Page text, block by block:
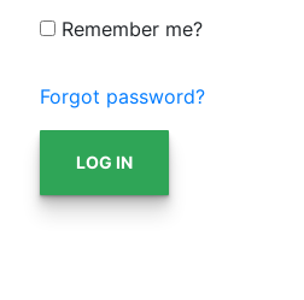
Remember me?
Forgot password?
LOG IN